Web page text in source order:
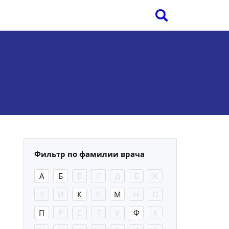
Фильтр по фамилии врача
А Б В Г Д Е
Ж
З
И К Л М Н
О
П
Р С Т У Ф
Х